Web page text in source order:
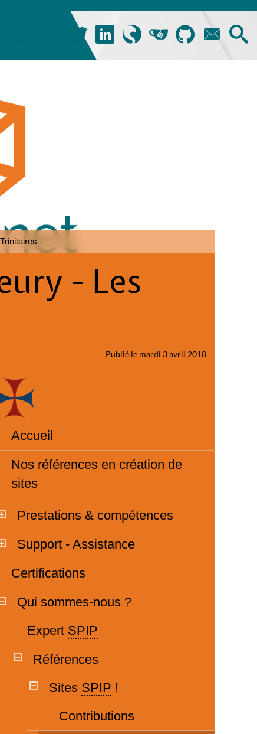
-
- Les
Publié le mardi 3 avril 2018
Accueil
Nos références en création de
sites
Prestations & compétences
Support - Assistance
Certifications
Qui sommes-nous ?
Expert SPIP
Références
Sites SPIP !
Contributions